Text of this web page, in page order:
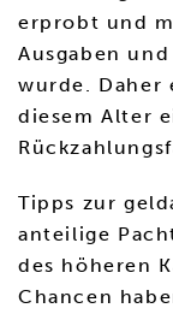
erprobt und
Ausgaben
wurde. Daher
diesem Alter
Tipps zur
anteilige
des höheren
Chancen